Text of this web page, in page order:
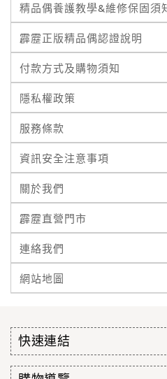
精品偶養護教學&維修保固須
霹靂正版精品偶認證說明
付款方式及購物須知
隱私權政策
服務條款
資訊安全注意事項
關於我們
霹靂直營門市
連絡我們
網站地圖
快速連結